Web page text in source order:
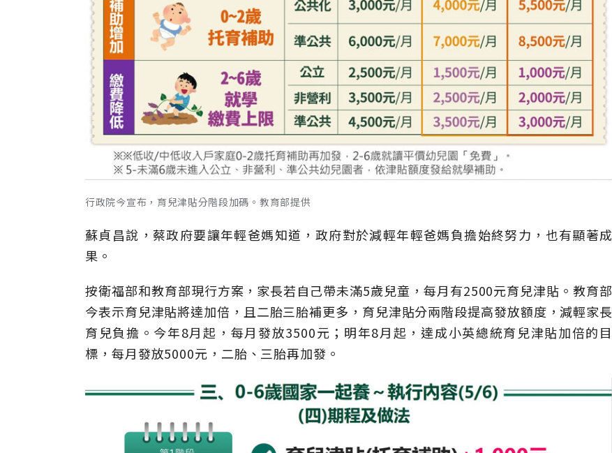
行政院今宣布，育兒津貼分階段加碼。教育部提供
蘇貞昌說，蔡政府要讓年輕爸媽知道，政府對於減輕年輕爸媽負擔始終努力，也有顯著成
果。
按衛福部和教育部現行方案，家長若自己帶未滿5歲兒童，每月有2500元育兒津貼。教育部
今表示育兒津貼將達加倍，且二胎三胎補更多，育兒津貼分兩階段提高發放額度，減輕家長
育兒負擔。今年8月起，每月發放3500元；明年8月起，達成小英總統育兒津貼加倍的目
標，每月發放5000元，二胎、三胎再加發。